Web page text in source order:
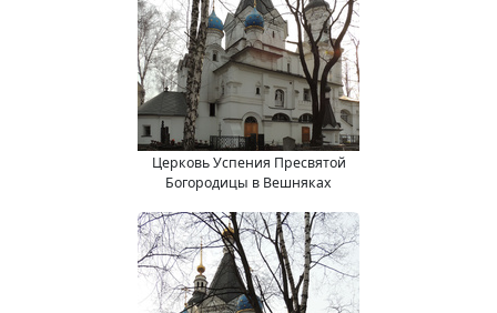
Церковь Успения Пресвятой
Богородицы в Вешняках